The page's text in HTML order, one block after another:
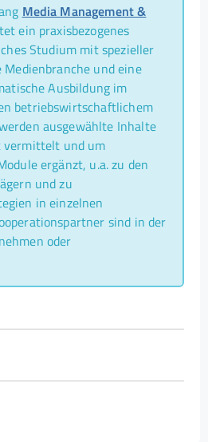
Media Management &
ein praxisbezogenes
Studium mit spezieller
und eine
Ausbildung im
betriebswirtschaftlichem
ausgewählte Inhalte
vermittelt und um
ergänzt, u.a. zu den
und zu
in einzelnen
sind in der
oder